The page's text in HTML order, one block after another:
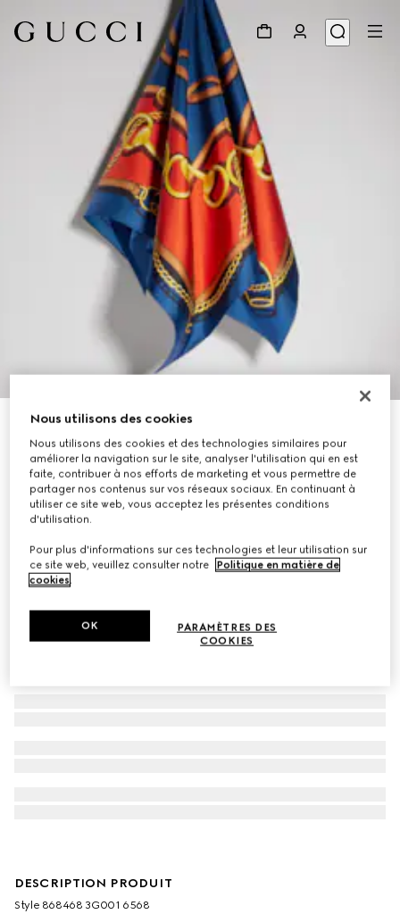
Carré en twill de soie imprimé réversible
CHF 600
Déclinaisons multicolore
DESCRIPTION PRODUIT
Style ‎868468 3G001 6568
Nous utilisons des cookies
Nous utilisons des cookies et des technologies similaires pour
améliorer la navigation sur le site, analyser l'utilisation qui en est
faite, contribuer à nos efforts de marketing et vous permettre de
partager nos contenus sur vos réseaux sociaux. En continuant à
utiliser ce site web, vous acceptez les présentes conditions
d'utilisation.
Pour plus d'informations sur ces technologies et leur utilisation sur
ce site web, veuillez consulter notre
Politique en matière de
cookies.
PARAMÈTRES DES
COOKIES
OK